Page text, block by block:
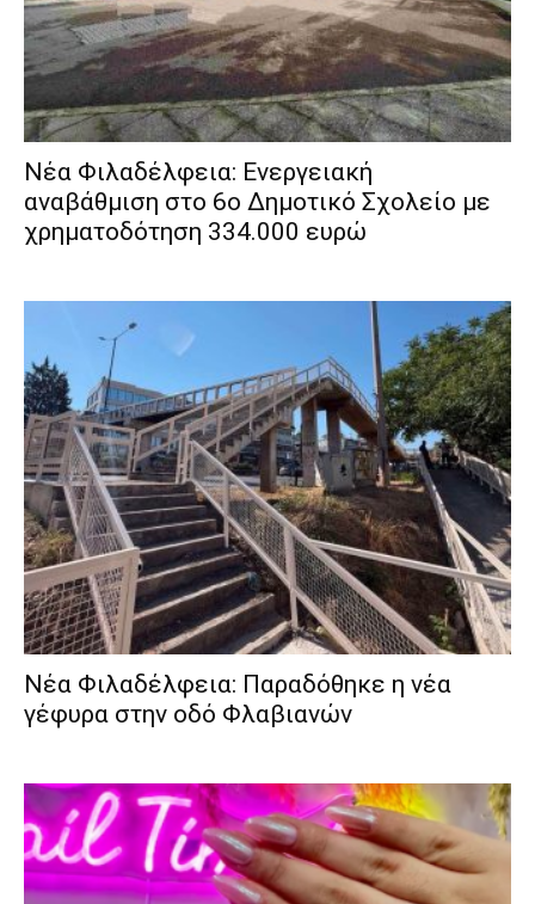
Νέα Φιλαδέλφεια: Ενεργειακή
αναβάθμιση στο 6ο Δημοτικό Σχολείο με
χρηματοδότηση 334.000 ευρώ
Νέα Φιλαδέλφεια: Παραδόθηκε η νέα
γέφυρα στην οδό Φλαβιανών